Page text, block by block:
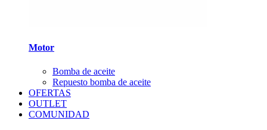
Motor
Bomba de aceite
Repuesto bomba de aceite
OFERTAS
OUTLET
COMUNIDAD